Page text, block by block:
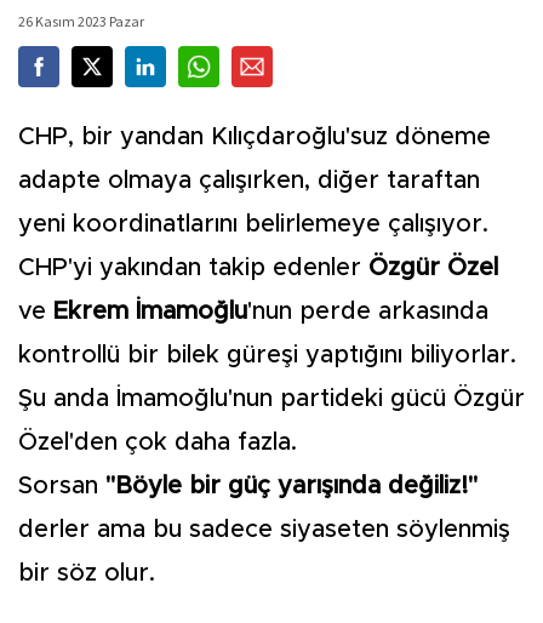
26 Kasım 2023 Pazar
CHP, bir yandan Kılıçdaroğlu'suz döneme
adapte olmaya çalışırken, diğer taraftan
yeni koordinatlarını belirlemeye çalışıyor.
CHP'yi yakından takip edenler Özgür Özel
ve Ekrem İmamoğlu'nun perde arkasında
kontrollü bir bilek güreşi yaptığını biliyorlar.
Şu anda İmamoğlu'nun partideki gücü Özgür
Özel'den çok daha fazla.
Sorsan "Böyle bir güç yarışında değiliz!"
derler ama bu sadece siyaseten söylenmiş
bir söz olur.